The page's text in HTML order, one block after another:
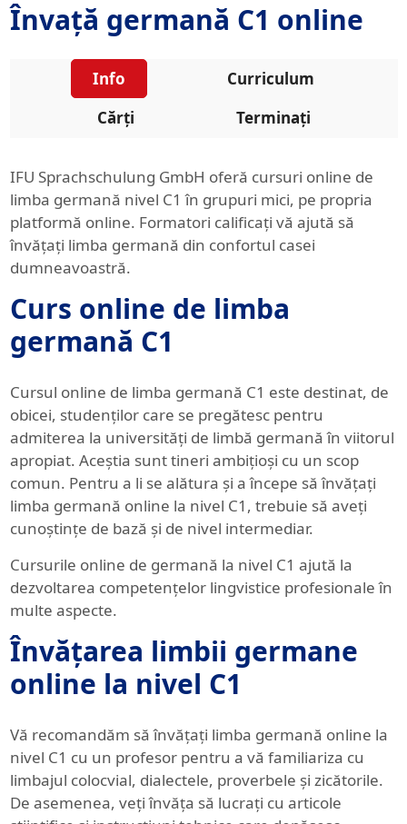
Învață germană C1 online
Info
Curriculum
Cărți
Terminați
IFU Sprachschulung GmbH oferă cursuri online de
limba germană nivel C1 în grupuri mici, pe propria
platformă online. Formatori calificați vă ajută să
învățați limba germană din confortul casei
dumneavoastră.
Curs online de limba
germană C1
Cursul online de limba germană C1 este destinat, de
obicei, studenților care se pregătesc pentru
admiterea la universități de limbă germană în viitorul
apropiat. Aceștia sunt tineri ambițioși cu un scop
comun. Pentru a li se alătura și a începe să învățați
limba germană online la nivel C1, trebuie să aveți
cunoștințe de bază și de nivel intermediar.
Cursurile online de germană la nivel C1 ajută la
dezvoltarea competențelor lingvistice profesionale în
multe aspecte.
Învățarea limbii germane
online la nivel C1
Vă recomandăm să învățați limba germană online la
nivel C1 cu un profesor pentru a vă familiariza cu
limbajul colocvial, dialectele, proverbele și zicătorile.
De asemenea, veți învăța să lucrați cu articole